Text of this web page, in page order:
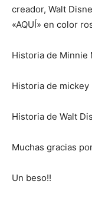
creador, Walt
«AQUÍ» en color
Historia de Minnie
Historia de mickey
Historia de Walt
Muchas gracias
Un beso!!